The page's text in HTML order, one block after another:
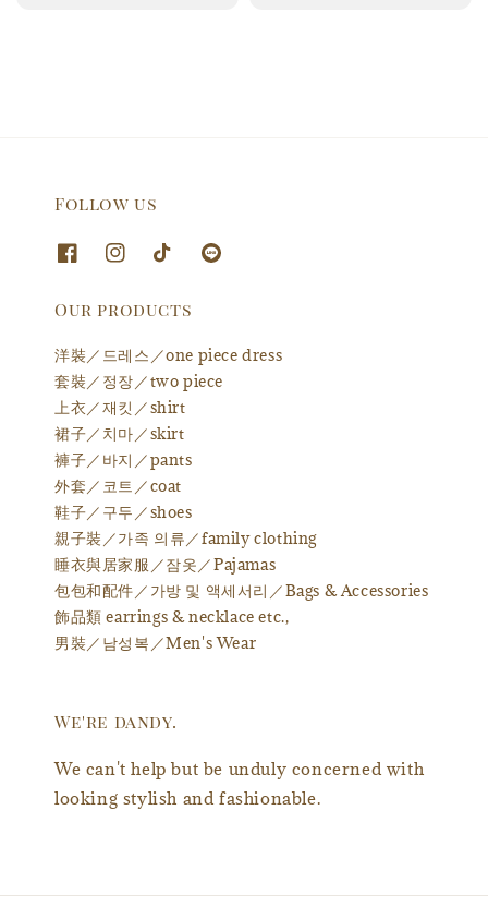
Follow us
Our products
洋裝／드레스／one piece dress
套裝／정장／two piece
上衣／재킷／shirt
裙子／치마／skirt
褲子／바지／pants
外套／코트／coat
鞋子／구두／shoes
親子裝／가족 의류／family clothing
睡衣與居家服／잠옷／Pajamas
包包和配件／가방 및 액세서리／Bags & Accessories
飾品類 earrings & necklace etc.,
男裝／남성복／Men's Wear
We're dandy.
We can't help but be unduly concerned with
looking stylish and fashionable.